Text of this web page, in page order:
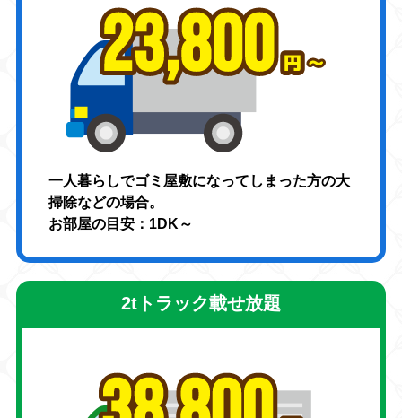
一人暮らしでゴミ屋敷になってしまった方の大
掃除などの場合。
お部屋の目安：1DK～
2tトラック載せ放題